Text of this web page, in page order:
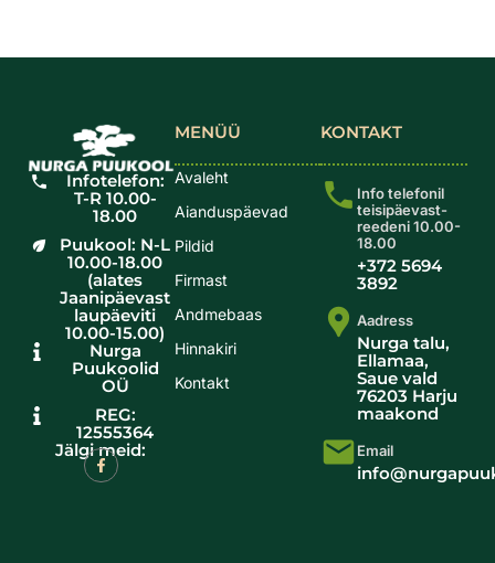
Infotelefon:
T-R 10.00-
18.00
Puukool: N-L
10.00-18.00
(alates
Jaanipäevast
laupäeviti
10.00-15.00)
Nurga
Puukoolid
OÜ
REG:
12555364
Jälgi meid:
MENÜÜ
Avaleht
Aianduspäevad
Pildid
Firmast
Andmebaas
Hinnakiri
Kontakt
KONTAKT
Info telefonil
teisipäevast-
reedeni 10.00-
18.00
+372 5694
3892
Aadress
Nurga talu,
Ellamaa,
Saue vald
76203 Harju
maakond
Email